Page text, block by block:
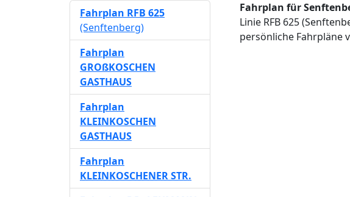
Fahrplan für
Linie RFB 625
persönliche Fahrpläne
Fahrplan RFB 625
(Senftenberg)
Fahrplan
GROßKOSCHEN
GASTHAUS
Fahrplan
KLEINKOSCHEN
GASTHAUS
Fahrplan
KLEINKOSCHENER STR.